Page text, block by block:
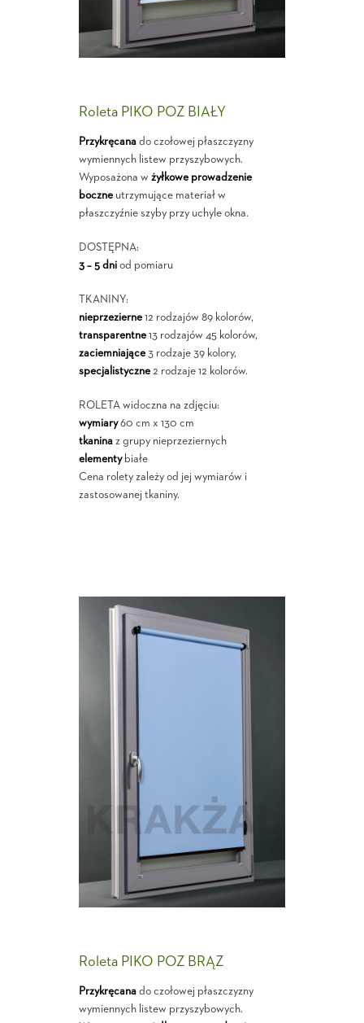
Roleta PIKO POZ BIAŁY
Przykręcanado czołowej płaszczyzny
wymiennych listew przyszybowych.
Wyposażona w żyłkowe prowadzenie
boczneutrzymujące materiał w
płaszczyźnie szyby przy uchyle okna.
DOSTĘPNA:
3 – 5 dniod pomiaru
TKANINY:
nieprzezierne12 rodzajów 89 kolorów,
transparentne13 rodzajów 45 kolorów,
zaciemniające3 rodzaje 39 kolory,
specjalistyczne2 rodzaje 12 kolorów.
ROLETA widoczna na zdjęciu:
wymiary60 cm x 130 cm
tkaninaz grupy nieprzeziernych
elementybiałe
Cena rolety zależy od jej wymiarów i
zastosowanej tkaniny.
Roleta PIKO POZ BRĄZ
Przykręcanado czołowej płaszczyzny
wymiennych listew przyszybowych.